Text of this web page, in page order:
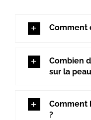
Comment
Combien
sur la
Comment
?